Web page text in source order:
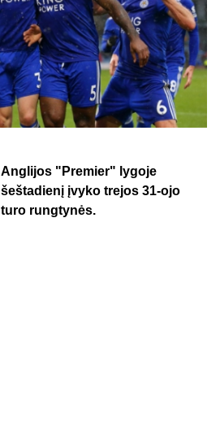
Anglijos "Premier" lygoje
šeštadienį įvyko trejos 31-ojo
turo rungtynės.